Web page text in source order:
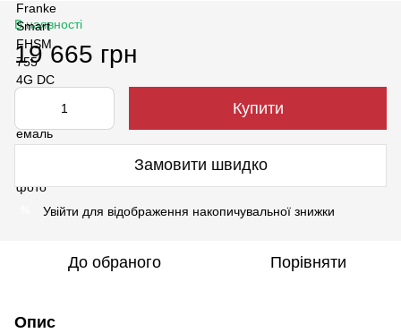
В наявності
19 665 грн
Купити
Замовити швидко
Увійти для відображення накопичувальної знижки
До обраного Порівняти
Опис